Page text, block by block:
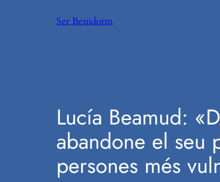
Ser Benidorm
Lucía Beamud:
abandone el seu
persones més